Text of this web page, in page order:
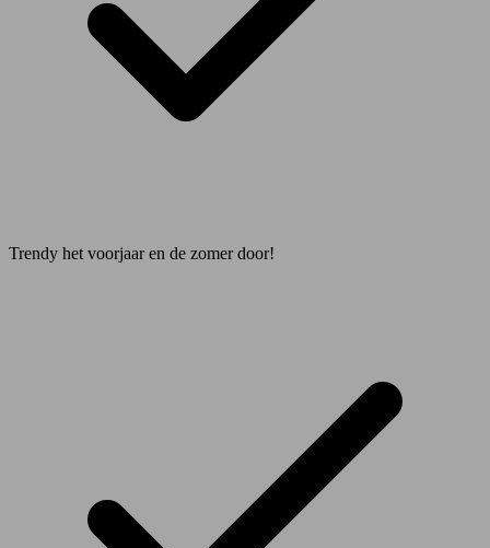
Trendy het voorjaar en de zomer door!